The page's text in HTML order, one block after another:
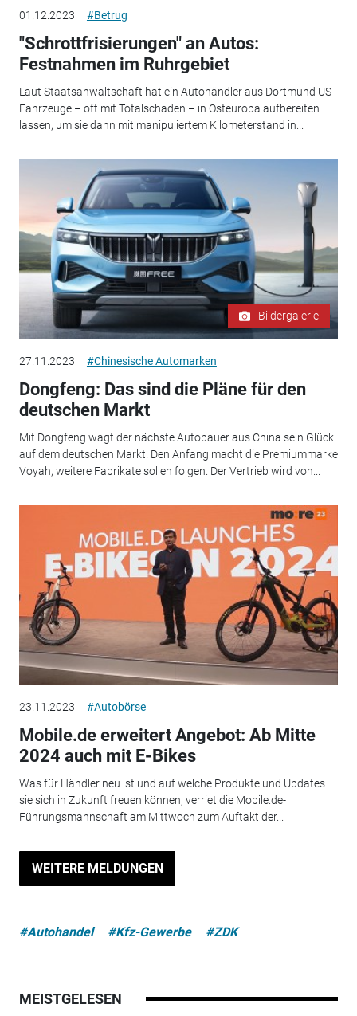
01.12.2023 #Betrug
"Schrottfrisierungen" an Autos:
Festnahmen im Ruhrgebiet
Laut Staatsanwaltschaft hat ein Autohändler aus Dortmund US-
Fahrzeuge – oft mit Totalschaden – in Osteuropa aufbereiten
lassen, um sie dann mit manipuliertem Kilometerstand in...
Bildergalerie
27.11.2023 #Chinesische Automarken
Dongfeng: Das sind die Pläne für den
deutschen Markt
Mit Dongfeng wagt der nächste Autobauer aus China sein Glück
auf dem deutschen Markt. Den Anfang macht die Premiummarke
Voyah, weitere Fabrikate sollen folgen. Der Vertrieb wird von...
23.11.2023 #Autobörse
Mobile.de erweitert Angebot: Ab Mitte
2024 auch mit E-Bikes
Was für Händler neu ist und auf welche Produkte und Updates
sie sich in Zukunft freuen können, verriet die Mobile.de-
Führungsmannschaft am Mittwoch zum Auftakt der...
WEITERE MELDUNGEN
#Autohandel #Kfz-Gewerbe #ZDK
MEISTGELESEN